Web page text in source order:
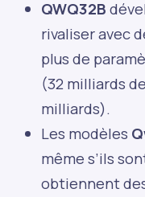
QWQ32B
rivaliser avec
plus de
(32 milliards
milliards).
Les modèles
même s’ils
obtiennent